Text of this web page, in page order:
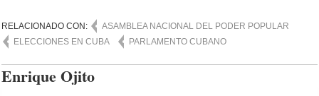
RELACIONADO CON:
ASAMBLEA NACIONAL DEL PODER POPULAR
ELECCIONES EN CUBA
PARLAMENTO CUBANO
Enrique Ojito